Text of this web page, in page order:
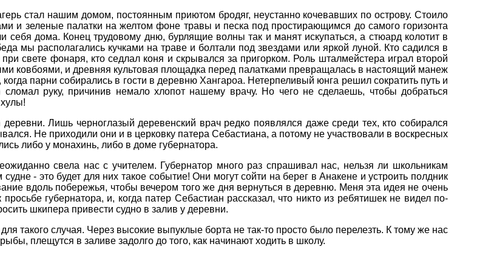
стал нашим домом, постоянным приютом бродяг, неустанно кочевавших по острову. Стоило
и зеленые палатки на желтом фоне травы и песка под простирающимся до самого горизонта
себя дома. Конец трудовому дню, бурлящие волны так и манят искупаться, а стюард колотит в
мы располагались кучками на траве и болтали под звездами или яркой луной. Кто садился в
свете фонаря, кто седлал коня и скрывался за пригорком. Роль шталмейстера играл второй
ковбоями, и древняя культовая площадка перед палатками превращалась в настоящий манеж
парни собирались в гости в деревню Хангароа. Нетерпеливый юнга решил сократить путь и
сломал руку, причинив немало хлопот нашему врачу. Но чего не сделаешь, чтобы добраться
Лишь черноглазый деревенский врач редко появлялся даже среди тех, кто собирался
Не приходили они и в церковку патера Себастиана, а потому не участвовали в воскресных
либо у монахинь, либо в доме губернатора.
свела нас с учителем. Губернатор много раз спрашивал нас, нельзя ли школьникам
- это будет для них такое событие! Они могут сойти на берег в Анакене и устроить полдник
вдоль побережья, чтобы вечером того же дня вернуться в деревню. Меня эта идея не очень
губернатора, и, когда патер Себастиан рассказал, что никто из ребятишек не видел по-
шкипера привести судно в залив у деревни.
такого случая. Через высокие выпуклые борта не так-то просто было перелезть. К тому же нас
плещутся в заливе задолго до того, как начинают ходить в школу.